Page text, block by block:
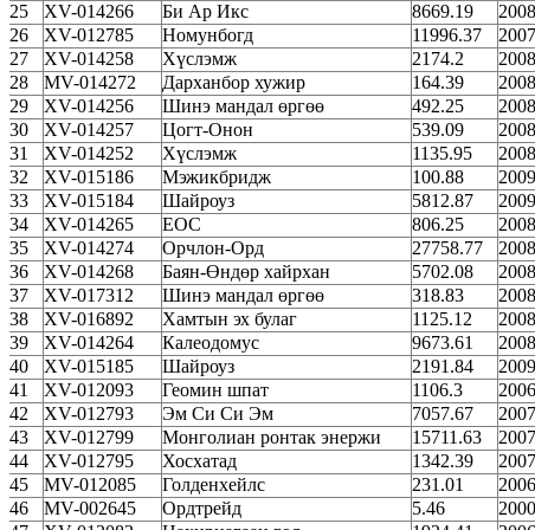
25
XV-014266 Би Ар Икс 8669.19
26
XV-012785 Номунбогд 11996.37
27
XV-014258 Хүслэмж 2174.2
28
MV-014272 Дарханбор хужир 164.39
29
XV-014256 Шинэ мандал өргөө 492.25
30
XV-014257 Цогт-Онон 539.09
31
XV-014252 Хүслэмж 1135.95
32
XV-015186 Мэжикбридж 100.88
33
XV-015184 Шайроуз 5812.87
34
XV-014265 ЕОС 806.25
35
XV-014274 Орчлон-Орд 27758.77
36
XV-014268 Баян-Өндөр хайрхан 5702.08
37
XV-017312 Шинэ мандал өргөө 318.83
38
XV-016892 Хамтын эх булаг 1125.12
39
XV-014264 Калеодомус 9673.61
40
XV-015185 Шайроуз 2191.84
41
XV-012093 Геомин шпат 1106.3
42
XV-012793 Эм Си Си Эм 7057.67
43
XV-012799 Монголиан ронтак энержи 15711.63
44
XV-012795 Хосхатад 1342.39
45
MV-012085 Голденхейлс 231.01
46
MV-002645 Ордтрейд 5.46